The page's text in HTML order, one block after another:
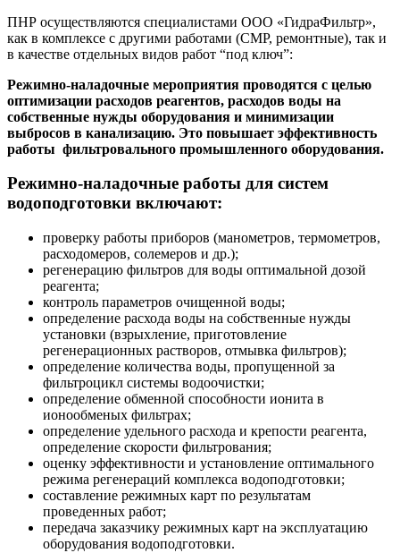
ПНР осуществляются специалистами ООО «ГидраФильтр»,
как в комплексе с другими работами (СМР, ремонтные), так и
в качестве отдельных видов работ “под ключ”:
Режимно-наладочные мероприятия проводятся с целью
оптимизации расходов реагентов, расходов воды на
собственные нужды оборудования и минимизации
выбросов в канализацию. Это повышает эффективность
работы фильтровального промышленного оборудования.
Режимно-наладочные работы для систем
водоподготовки включают:
проверку работы приборов (манометров, термометров,
расходомеров, солемеров и др.);
регенерацию фильтров для воды оптимальной дозой
реагента;
контроль параметров очищенной воды;
определение расхода воды на собственные нужды
установки (взрыхление, приготовление
регенерационных растворов, отмывка фильтров);
определение количества воды, пропущенной за
фильтроцикл системы водоочистки;
определение обменной способности ионита в
ионообменых фильтрах;
определение удельного расхода и крепости реагента,
определение скорости фильтрования;
оценку эффективности и установление оптимального
режима регенераций комплекса водоподготовки;
составление режимных карт по результатам
проведенных работ;
передача заказчику режимных карт на эксплуатацию
оборудования водоподготовки.